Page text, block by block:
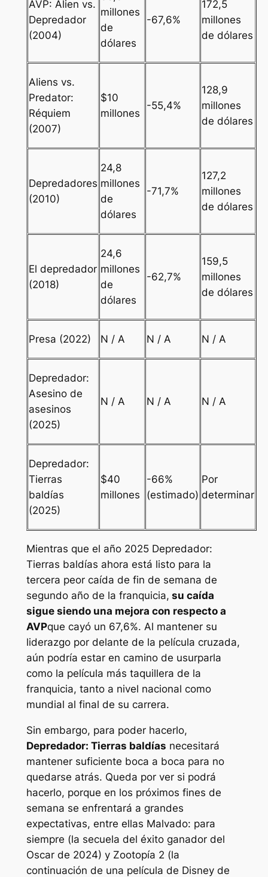
AVP: Alien vs.
Depredador
(2004)
millones
de
dólares
-67,6%
172,5
millones
de dólares
Aliens vs.
Predator:
Réquiem
(2007)
$10
millones
-55,4%
128,9
millones
de dólares
Depredadores
(2010)
24,8
millones
de
dólares
-71,7%
127,2
millones
de dólares
El depredador
(2018)
24,6
millones
de
dólares
-62,7%
159,5
millones
de dólares
Presa (2022) N / A N / A N / A
Depredador:
Asesino de
asesinos
(2025)
N / A N / A N / A
Depredador:
Tierras
baldías
(2025)
$40
millones
-66%
(estimado)
Por
determinar
Mientras que el año 2025 Depredador:
Tierras baldías ahora está listo para la
tercera peor caída de fin de semana de
segundo año de la franquicia, su caída
sigue siendo una mejora con respecto a
AVPque cayó un 67,6%. Al mantener su
liderazgo por delante de la película cruzada,
aún podría estar en camino de usurparla
como la película más taquillera de la
franquicia, tanto a nivel nacional como
mundial al final de su carrera.
Sin embargo, para poder hacerlo,
Depredador: Tierras baldías necesitará
mantener suficiente boca a boca para no
quedarse atrás. Queda por ver si podrá
hacerlo, porque en los próximos fines de
semana se enfrentará a grandes
expectativas, entre ellas Malvado: para
siempre (la secuela del éxito ganador del
Oscar de 2024) y Zootopía 2 (la
continuación de una película de Disney de